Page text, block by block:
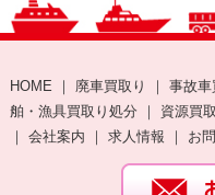
HOME ｜ 廃車買取り ｜ 事故車
舶・漁具買取り処分 ｜ 資源買
｜ 会社案内 ｜ 求人情報 ｜ お